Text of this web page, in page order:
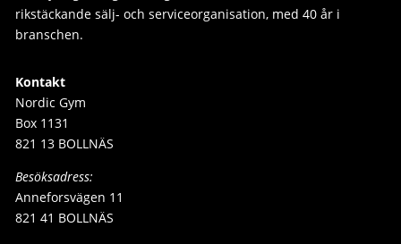
rikstäckande sälj- och serviceorganisation, med 40 år i
branschen.
Kontakt
Nordic Gym
Box 1131
821 13 BOLLNÄS
Besöksadress:
Anneforsvägen 11
821 41 BOLLNÄS